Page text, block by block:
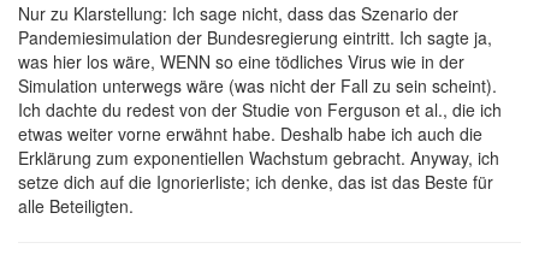
Nur zu Klarstellung: Ich sage nicht, dass das Szenario der
Pandemiesimulation der Bundesregierung eintritt. Ich sagte ja,
was hier los wäre, WENN so eine tödliches Virus wie in der
Simulation unterwegs wäre (was nicht der Fall zu sein scheint).
Ich dachte du redest von der Studie von Ferguson et al., die ich
etwas weiter vorne erwähnt habe. Deshalb habe ich auch die
Erklärung zum exponentiellen Wachstum gebracht. Anyway, ich
setze dich auf die Ignorierliste; ich denke, das ist das Beste für
alle Beteiligten.